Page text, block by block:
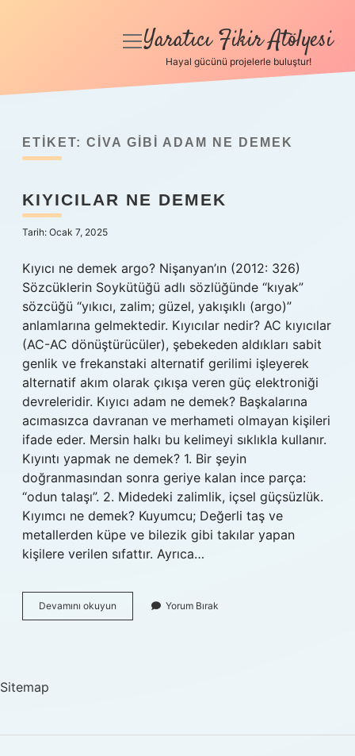
Anasayfa
Yasal Uyarı
Hakkımızda
menüyü
Yaratıcı Fikir Atölyesi
Hayal gücünü projelerle buluştur!
ETIKET: CIVA GIBI ADAM NE DEMEK
KIYICILAR NE DEMEK
Tarih: Ocak 7, 2025
Kıyıcı ne demek argo? Nişanyan’ın (2012: 326)
Sözcüklerin Soykütüğü adlı sözlüğünde “kıyak”
sözcüğü “yıkıcı, zalim; güzel, yakışıklı (argo)”
anlamlarına gelmektedir. Kıyıcılar nedir? AC kıyıcılar
(AC-AC dönüştürücüler), şebekeden aldıkları sabit
genlik ve frekanstaki alternatif gerilimi işleyerek
alternatif akım olarak çıkışa veren güç elektroniği
devreleridir. Kıyıcı adam ne demek? Başkalarına
acımasızca davranan ve merhameti olmayan kişileri
ifade eder. Mersin halkı bu kelimeyi sıklıkla kullanır.
Kıyıntı yapmak ne demek? 1. Bir şeyin
doğranmasından sonra geriye kalan ince parça:
“odun talaşı”. 2. Midedeki zalimlik, içsel güçsüzlük.
Kıyımcı ne demek? Kuyumcu; Değerli taş ve
metallerden küpe ve bilezik gibi takılar yapan
kişilere verilen sıfattır. Ayrıca…
Devamını okuyun
Ne
Yorum Bırak
Sitemap